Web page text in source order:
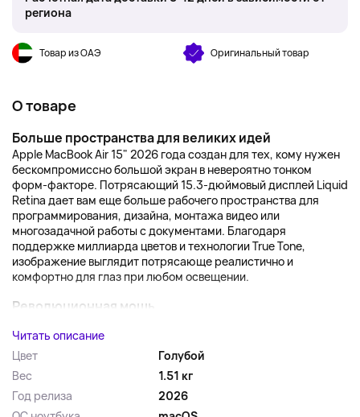
региона
Товар из ОАЭ Оригинальный товар
О товаре
Больше пространства для великих идей
Apple MacBook Air 15" 2026 года создан для тех, кому нужен
бескомпромиссно большой экран в невероятно тонком
форм-факторе. Потрясающий 15.3-дюймовый дисплей Liquid
Retina дает вам еще больше рабочего пространства для
программирования, дизайна, монтажа видео или
многозадачной работы с документами. Благодаря
поддержке миллиарда цветов и технологии True Tone,
изображение выглядит потрясающе реалистично и
комфортно для глаз при любом освещении.
Революционная мощь...
Читать описание
Цвет
Голубой
Вес
1.51 кг
Год релиза
2026